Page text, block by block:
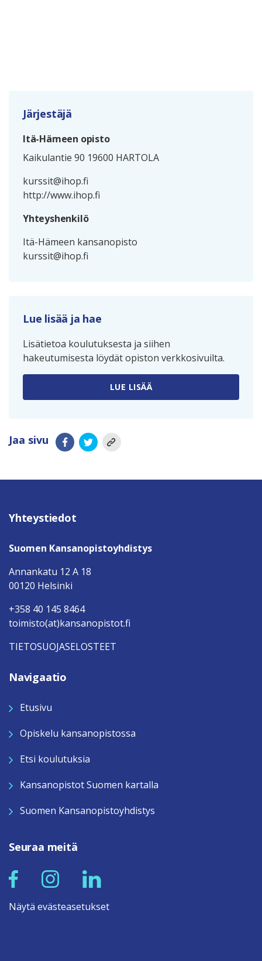
Järjestäjä
Itä-Hämeen opisto
Kaikulantie 90 19600 HARTOLA
kurssit@ihop.fi
http://www.ihop.fi
Yhteyshenkilö
Itä-Hämeen kansanopisto
kurssit@ihop.fi
Lue lisää ja hae
Lisätietoa koulutuksesta ja siihen
hakeutumisesta löydät opiston verkkosivuilta.
LUE LISÄÄ
Jaa sivu
Yhteystiedot
Suomen Kansanopistoyhdistys
Annankatu 12 A 18
00120 Helsinki
+358 40 145 8464
toimisto(at)kansanopistot.fi
TIETOSUOJASELOSTEET
Navigaatio
Etusivu
Opiskelu kansanopistossa
Etsi koulutuksia
Kansanopistot Suomen kartalla
Suomen Kansanopistoyhdistys
Seuraa meitä
Näytä evästeasetukset